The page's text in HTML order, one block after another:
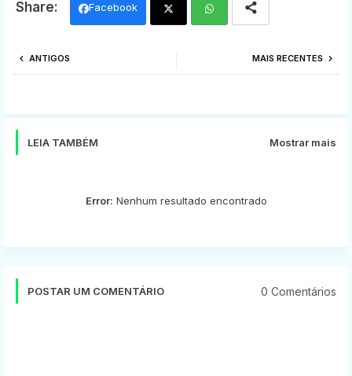
Facebook
MAIS RECENTES
ANTIGOS
LEIA TAMBÉM Mostrar mais
Error: Nenhum resultado encontrado
POSTAR UM COMENTÁRIO 0 Comentários